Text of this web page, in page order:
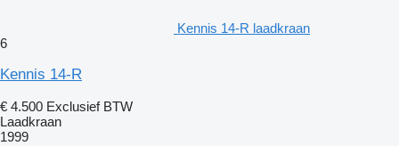
Kennis 14-R laadkraan
6
Kennis 14-R
€ 4.500 Exclusief BTW
Laadkraan
1999